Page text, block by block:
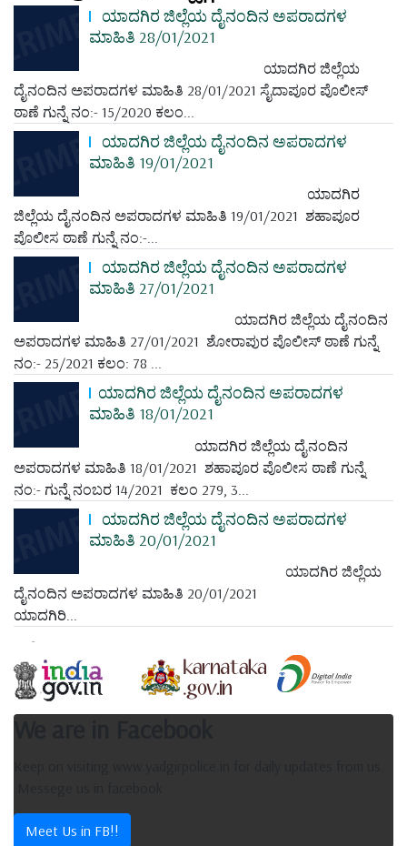
ಯಾದಗಿರ ಜಿಲ್ಲೆಯ ದೈನಂದಿನ ಅಪರಾದಗಳ
ಮಾಹಿತಿ 28/01/2021
ಯಾದಗಿರ ಜಿಲ್ಲೆಯ
ದೈನಂದಿನ ಅಪರಾದಗಳ ಮಾಹಿತಿ 28/01/2021 ಸೈದಾಪೂರ ಪೊಲೀಸ್
ಠಾಣೆ ಗುನ್ನೆ ನಂ:- 15/2020 ಕಲಂ...
ಯಾದಗಿರ ಜಿಲ್ಲೆಯ ದೈನಂದಿನ ಅಪರಾದಗಳ
ಮಾಹಿತಿ 19/01/2021
ಯಾದಗಿರ
ಜಿಲ್ಲೆಯ ದೈನಂದಿನ ಅಪರಾದಗಳ ಮಾಹಿತಿ 19/01/2021 ಶಹಾಪೂರ
ಪೊಲೀಸ ಠಾಣೆ ಗುನ್ನೆ ನಂ:-...
ಯಾದಗಿರ ಜಿಲ್ಲೆಯ ದೈನಂದಿನ ಅಪರಾದಗಳ
ಮಾಹಿತಿ 27/01/2021
ಯಾದಗಿರ ಜಿಲ್ಲೆಯ ದೈನಂದಿನ
ಅಪರಾದಗಳ ಮಾಹಿತಿ 27/01/2021 ಶೋರಾಪುರ ಪೊಲೀಸ್ ಠಾಣೆ ಗುನ್ನೆ
ನಂ:- 25/2021 ಕಲಂ: 78 ...
ಯಾದಗಿರ ಜಿಲ್ಲೆಯ ದೈನಂದಿನ ಅಪರಾದಗಳ
ಮಾಹಿತಿ 18/01/2021
ಯಾದಗಿರ ಜಿಲ್ಲೆಯ ದೈನಂದಿನ
ಅಪರಾದಗಳ ಮಾಹಿತಿ 18/01/2021 ಶಹಾಪೂರ ಪೊಲೀಸ ಠಾಣೆ ಗುನ್ನೆ
ನಂ:- ಗುನ್ನೆ ನಂಬರ 14/2021 ಕಲಂ 279, 3...
ಯಾದಗಿರ ಜಿಲ್ಲೆಯ ದೈನಂದಿನ ಅಪರಾದಗಳ
ಮಾಹಿತಿ 20/01/2021
ಯಾದಗಿರ ಜಿಲ್ಲೆಯ
ದೈನಂದಿನ ಅಪರಾದಗಳ ಮಾಹಿತಿ 20/01/2021
ಯಾದಗಿರಿ...
Meet Us in FB!!